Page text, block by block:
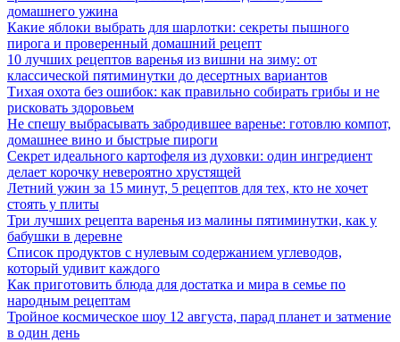
домашнего ужина
Какие яблоки выбрать для шарлотки: секреты пышного
пирога и проверенный домашний рецепт
10 лучших рецептов варенья из вишни на зиму: от
классической пятиминутки до десертных вариантов
Тихая охота без ошибок: как правильно собирать грибы и не
рисковать здоровьем
Не спешу выбрасывать забродившее варенье: готовлю компот,
домашнее вино и быстрые пироги
Секрет идеального картофеля из духовки: один ингредиент
делает корочку невероятно хрустящей
Летний ужин за 15 минут, 5 рецептов для тех, кто не хочет
стоять у плиты
Три лучших рецепта варенья из малины пятиминутки, как у
бабушки в деревне
Список продуктов с нулевым содержанием углеводов,
который удивит каждого
Как приготовить блюда для достатка и мира в семье по
народным рецептам
Тройное космическое шоу 12 августа, парад планет и затмение
в один день